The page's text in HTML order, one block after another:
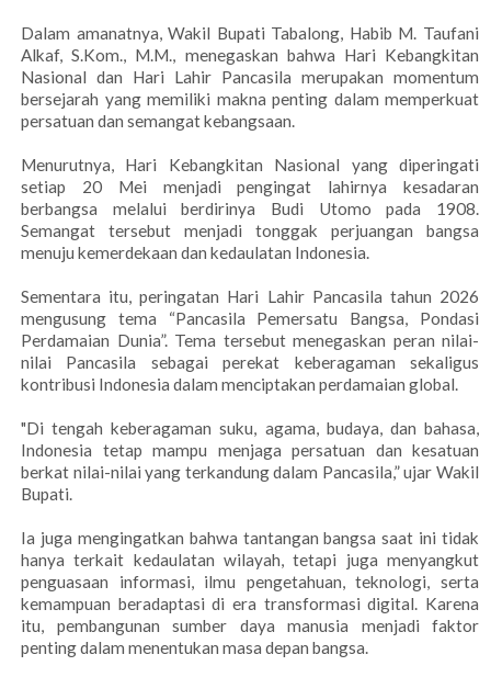
Dalam amanatnya, Wakil Bupati Tabalong, Habib M. Taufani
Alkaf, S.Kom., M.M., menegaskan bahwa Hari Kebangkitan
Nasional dan Hari Lahir Pancasila merupakan momentum
bersejarah yang memiliki makna penting dalam memperkuat
persatuan dan semangat kebangsaan.
Menurutnya, Hari Kebangkitan Nasional yang diperingati
setiap 20 Mei menjadi pengingat lahirnya kesadaran
berbangsa melalui berdirinya Budi Utomo pada 1908.
Semangat tersebut menjadi tonggak perjuangan bangsa
menuju kemerdekaan dan kedaulatan Indonesia.
Sementara itu, peringatan Hari Lahir Pancasila tahun 2026
mengusung tema “Pancasila Pemersatu Bangsa, Pondasi
Perdamaian Dunia”. Tema tersebut menegaskan peran nilai-
nilai Pancasila sebagai perekat keberagaman sekaligus
kontribusi Indonesia dalam menciptakan perdamaian global.
"Di tengah keberagaman suku, agama, budaya, dan bahasa,
Indonesia tetap mampu menjaga persatuan dan kesatuan
berkat nilai-nilai yang terkandung dalam Pancasila,” ujar Wakil
Bupati.
Ia juga mengingatkan bahwa tantangan bangsa saat ini tidak
hanya terkait kedaulatan wilayah, tetapi juga menyangkut
penguasaan informasi, ilmu pengetahuan, teknologi, serta
kemampuan beradaptasi di era transformasi digital. Karena
itu, pembangunan sumber daya manusia menjadi faktor
penting dalam menentukan masa depan bangsa.